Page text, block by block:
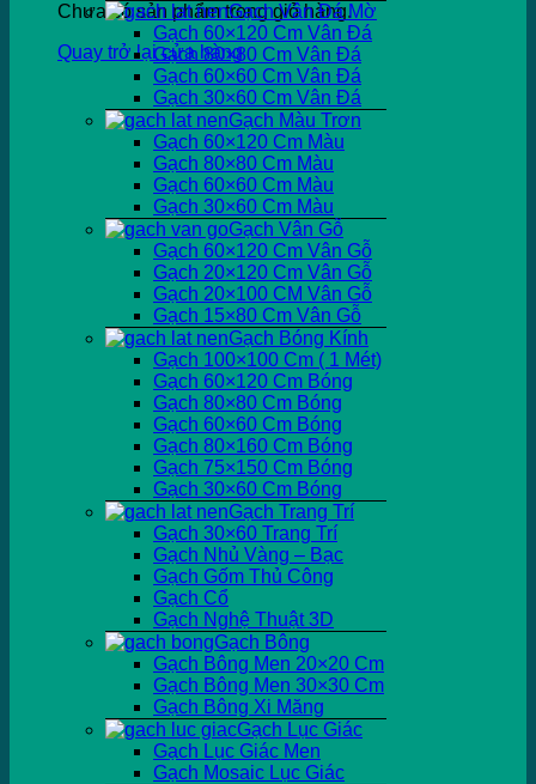
Chưa có sản phẩm trong giỏ hàng.
Quay trở lại cửa hàng
Gạch Vân Đá Mờ
Gạch 60×120 Cm Vân Đá
Gạch 80×80 Cm Vân Đá
Gạch 60×60 Cm Vân Đá
Gạch 30×60 Cm Vân Đá
Gạch Màu Trơn
Gạch 60×120 Cm Màu
Gạch 80×80 Cm Màu
Gạch 60×60 Cm Màu
Gạch 30×60 Cm Màu
Gạch Vân Gỗ
Gạch 60×120 Cm Vân Gỗ
Gạch 20×120 Cm Vân Gỗ
Gạch 20×100 CM Vân Gỗ
Gạch 15×80 Cm Vân Gỗ
Gạch Bóng Kính
Gạch 100×100 Cm ( 1 Mét)
Gạch 60×120 Cm Bóng
Gạch 80×80 Cm Bóng
Gạch 60×60 Cm Bóng
Gạch 80×160 Cm Bóng
Gạch 75×150 Cm Bóng
Gạch 30×60 Cm Bóng
Gạch Trang Trí
Gạch 30×60 Trang Trí
Gạch Nhủ Vàng – Bạc
Gạch Gốm Thủ Công
Gạch Cổ
Gạch Nghệ Thuật 3D
Gạch Bông
Gạch Bông Men 20×20 Cm
Gạch Bông Men 30×30 Cm
Gạch Bông Xi Măng
Gạch Lục Giác
Gạch Lục Giác Men
Gạch Mosaic Lục Giác